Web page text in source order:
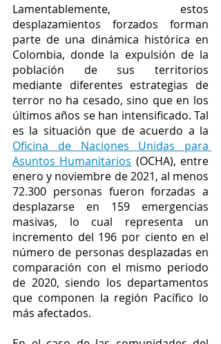
Lamentablemente, estos
desplazamientos forzados forman
parte de una dinámica histórica en
Colombia, donde la expulsión de la
población de sus territorios
mediante diferentes estrategias de
terror no ha cesado, sino que en los
últimos años se han intensificado. Tal
Oficina de Naciones Unidas para
Asuntos Humanitarios (OCHA), entre
enero y noviembre de 2021, al menos
72.300 personas fueron forzadas a
desplazarse en 159 emergencias
masivas, lo cual representa un
incremento del 196 por ciento en el
número de personas desplazadas en
comparación con el mismo periodo
de 2020, siendo los departamentos
que componen la región Pacífico lo
más afectados.